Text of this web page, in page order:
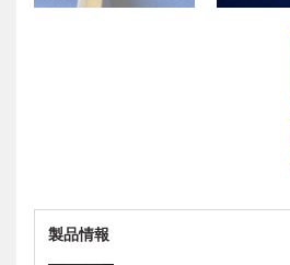
製品情報